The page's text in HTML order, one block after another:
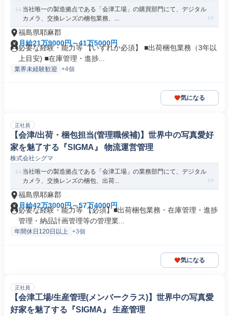
当社唯一の製造拠点である「会津工場」の購買部門にて、デジタル
カメラ、交換レンズの梱包業務、...
福島県耶麻郡
月給21万9000円～41万5000円
必要な経験・能力等 【いずれか必須】 ■出荷梱包業務（3年以
上目安) ■在庫管理・進捗...
業界未経験歓迎 +4個
気になる
正社員
【会津/出荷・梱包担当(管理職候補)】世界中の写真愛好
家を魅了する『SIGMA』 物流運営管理
株式会社シグマ
当社唯一の製造拠点である「会津工場」の業務部門にて、デジタル
カメラ、交換レンズの梱包、出荷...
福島県耶麻郡
月給42万3000円～57万4000円
必要な経験・能力等 【必須】■出荷梱包業務・在庫管理・進捗
管理・納品計画管理等の管理業...
年間休日120日以上 +3個
気になる
正社員
【会津工場/生産管理(メンバークラス)】世界中の写真愛
好家を魅了する『SIGMA』 生産管理